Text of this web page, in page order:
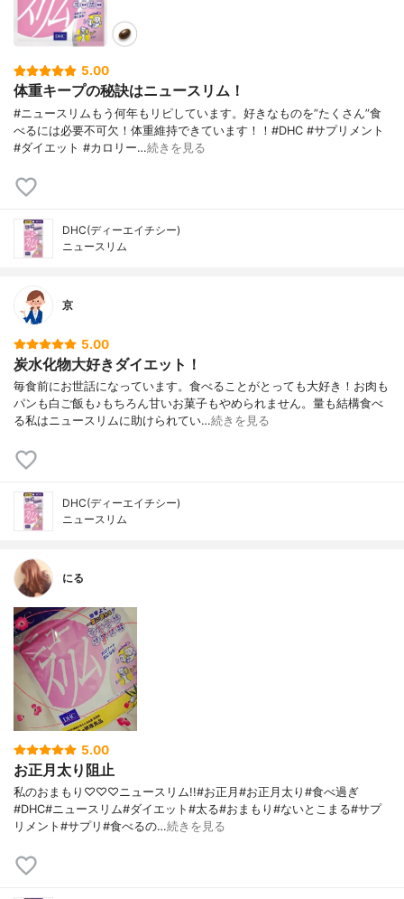
5.00
体重キープの秘訣はニュースリム！
#ニュースリムもう何年もリピしています。好きなものを”たくさん”食
べるには必要不可欠！体重維持できています！！#DHC #サプリメント
#ダイエット #カロリー…続きを見る
DHC(ディーエイチシー)
ニュースリム
京
5.00
炭水化物大好きダイエット！
毎食前にお世話になっています。食べることがとっても大好き！お肉も
パンも白ご飯も♪もちろん甘いお菓子もやめられません。量も結構食べ
る私はニュースリムに助けられてい…続きを見る
DHC(ディーエイチシー)
ニュースリム
にる
5.00
お正月太り阻止
私のおまもり♡♡♡ニュースリム!!#お正月#お正月太り#食べ過ぎ
#DHC#ニュースリム#ダイエット#太る#おまもり#ないとこまる#サプ
リメント#サプリ#食べるの…続きを見る